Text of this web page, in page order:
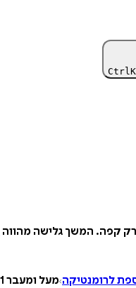
CtrlK
רק קפה. המשך גלישה מהווה
לרומנטיקה מעל ומעבר 1